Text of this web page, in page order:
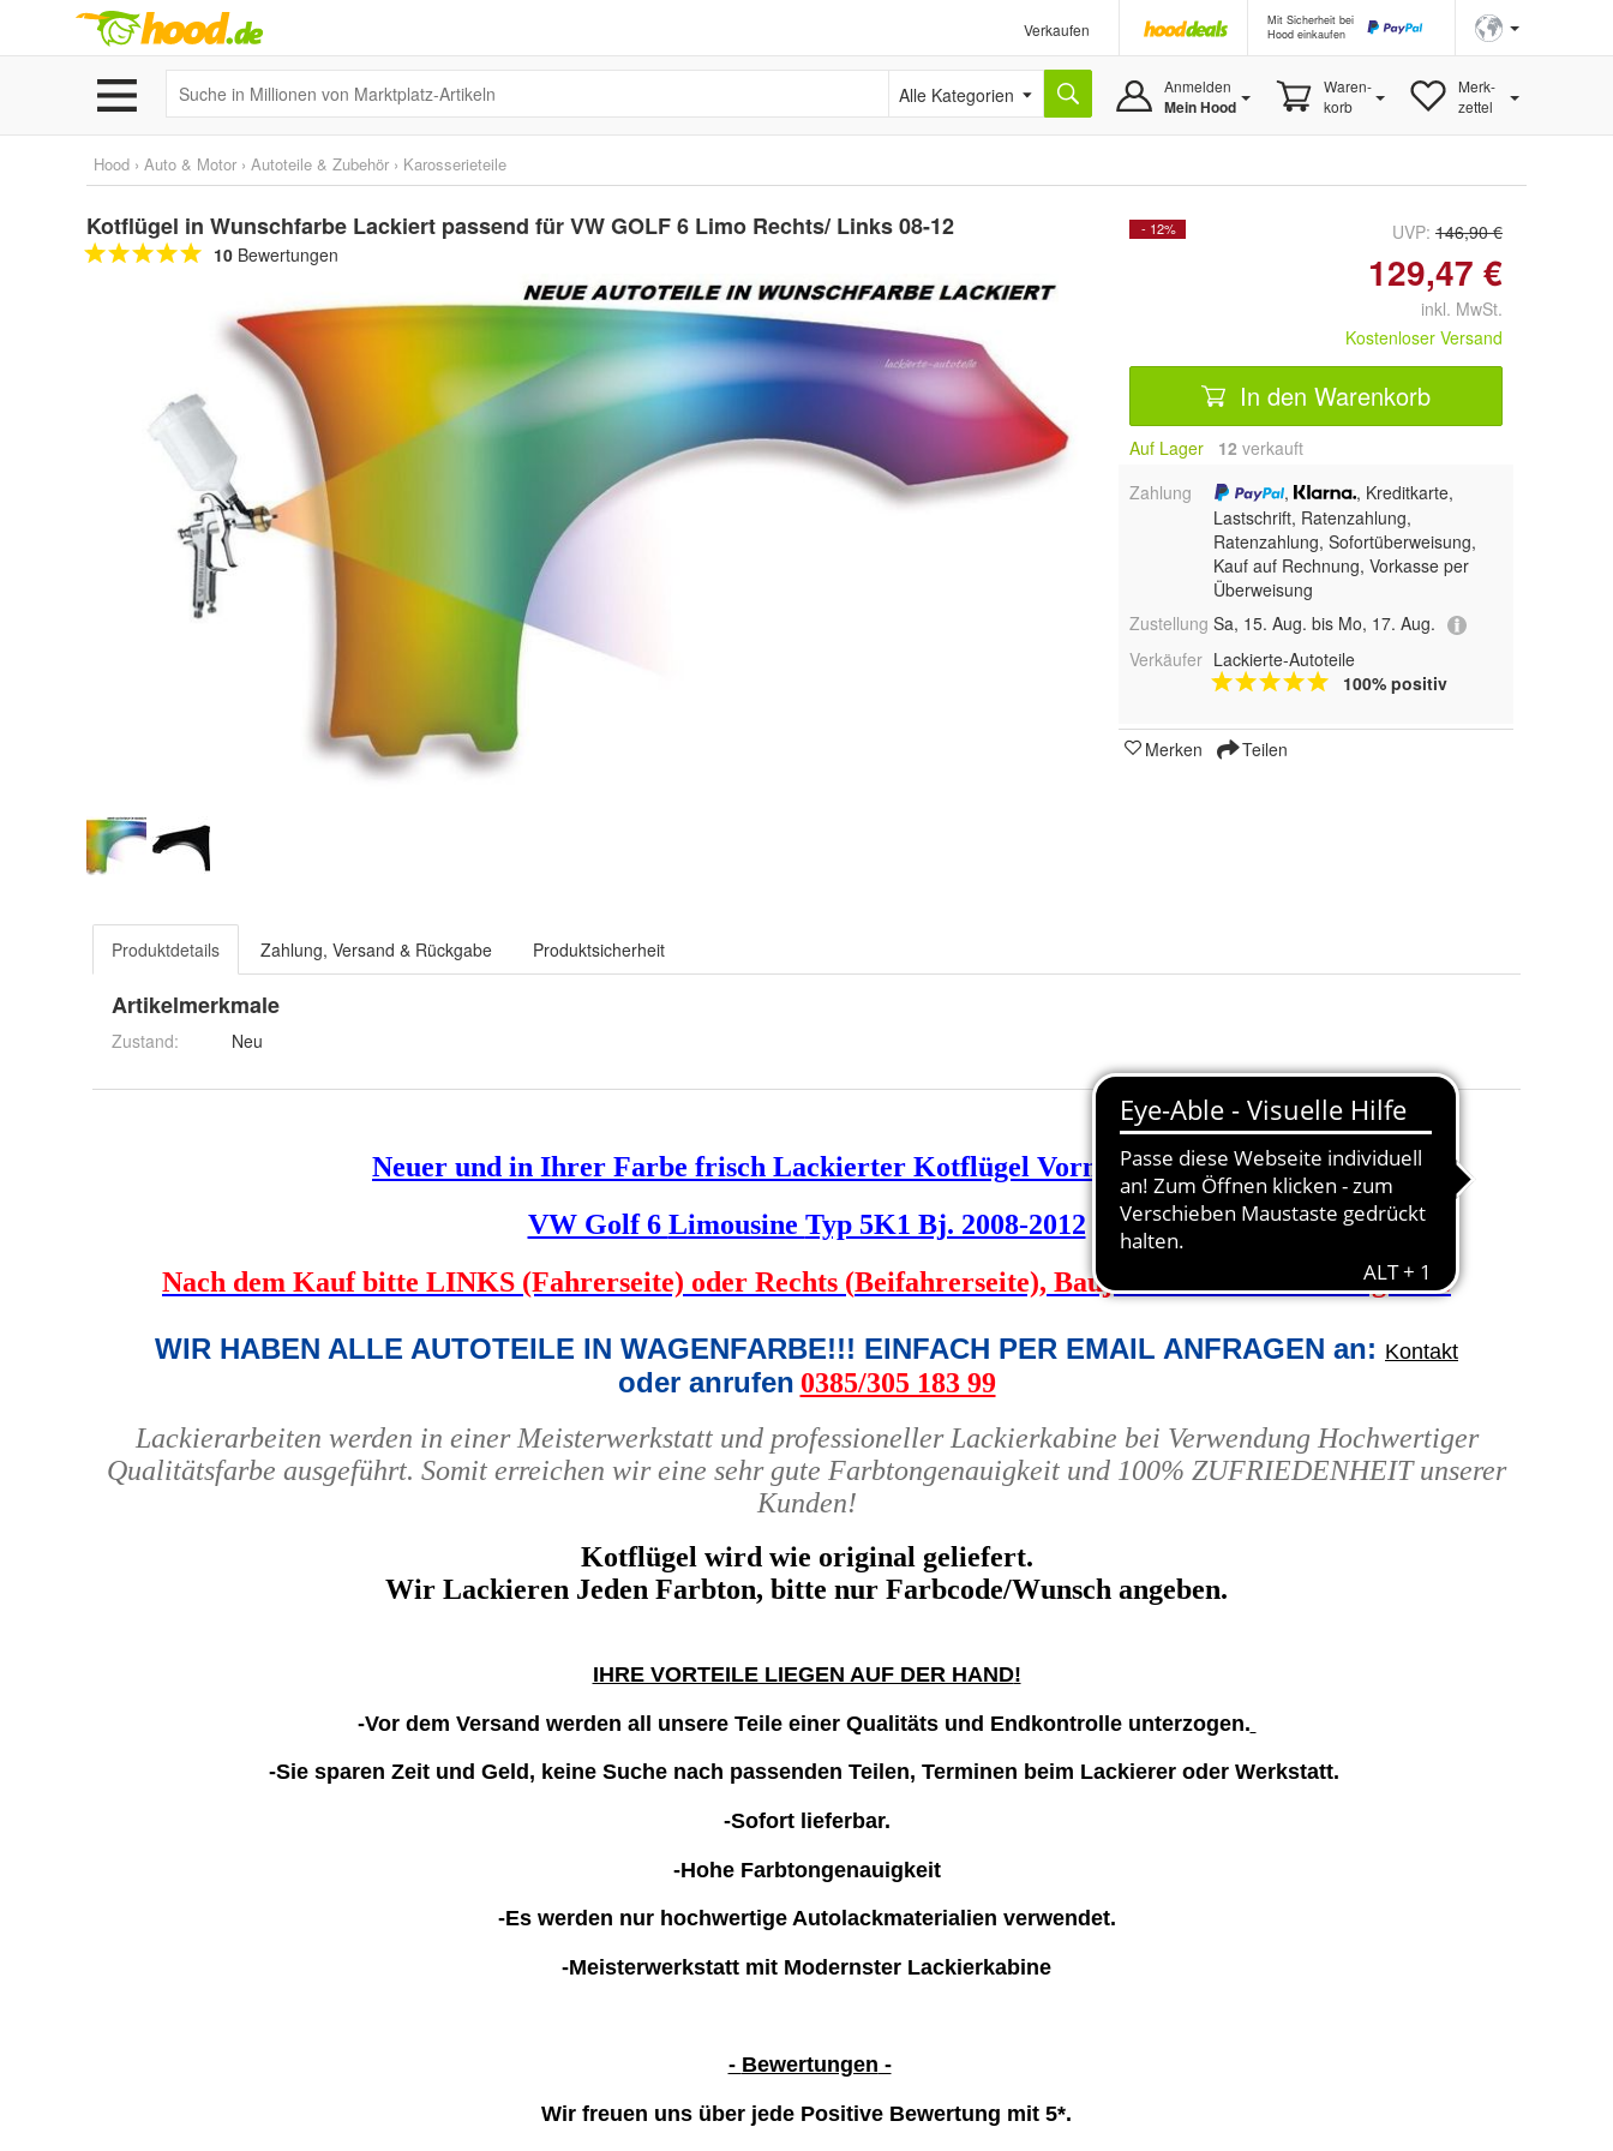
Verkaufen
Mit Sicherheit bei
Hood einkaufen
Alle Kategorien Anmelden
Mein Hood
Waren-
korb
Merk-
zettel
Hood › Auto & Motor › Autoteile & Zubehör › Karosserieteile
Kotflügel in Wunschfarbe Lackiert passend für VW GOLF 6 Limo Rechts/ Links 08-12
10 Bewertungen
- 12% UVP: 146,90 €
129,47 €
inkl. MwSt.
Kostenloser Versand
In den Warenkorb
Auf Lager 12 verkauft
Zahlung
,
, Kreditkarte,
Lastschrift, Ratenzahlung,
Ratenzahlung, Sofortüberweisung,
Kauf auf Rechnung, Vorkasse per
Überweisung
Zustellung Sa, 15. Aug. bis Mo, 17. Aug.
Verkäufer Lackierte-Autoteile
100% positiv
Merken Teilen
Produktdetails Zahlung, Versand & Rückgabe Produktsicherheit
Artikelmerkmale
Zustand: Neu